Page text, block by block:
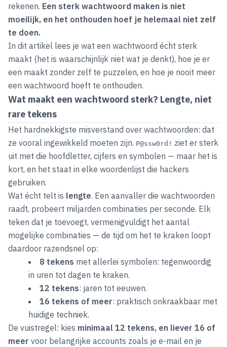
rekenen. Een sterk wachtwoord maken is niet
moeilijk, en het onthouden hoef je helemaal niet zelf
te doen.
In dit artikel lees je wat een wachtwoord écht sterk
maakt (het is waarschijnlijk niet wat je denkt), hoe je er
een maakt zonder zelf te puzzelen, en hoe je nooit meer
een wachtwoord hoeft te onthouden.
Wat maakt een wachtwoord sterk? Lengte, niet
rare tekens
Het hardnekkigste misverstand over wachtwoorden: dat
ze vooral ingewikkeld moeten zijn. P@ssw0rd! ziet er sterk
uit met die hoofdletter, cijfers en symbolen — maar het is
kort, en het staat in elke woordenlijst die hackers
gebruiken.
Wat écht telt is lengte. Een aanvaller die wachtwoorden
raadt, probeert miljarden combinaties per seconde. Elk
teken dat je toevoegt, vermenigvuldigt het aantal
mogelijke combinaties — de tijd om het te kraken loopt
daardoor razendsnel op:
8 tekens met allerlei symbolen: tegenwoordig
in uren tot dagen te kraken.
12 tekens: jaren tot eeuwen.
16 tekens of meer: praktisch onkraakbaar met
huidige techniek.
De vuistregel: kies minimaal 12 tekens, en liever 16 of
meer voor belangrijke accounts zoals je e-mail en je